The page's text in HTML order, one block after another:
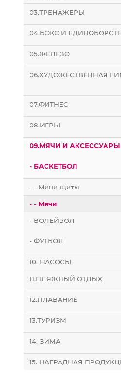
03.ТРЕНАЖЕРЫ
04.БОКС И
05.ЖЕЛЕЗО
06.ХУДОЖЕСТВЕННАЯ
07.ФИТНЕС
08.ИГРЫ
09.МЯЧИ И АКСЕССУАРЫ
- БАСКЕТБОЛ
- - Мини-щиты
- - Мячи
- ВОЛЕЙБОЛ
- ФУТБОЛ
10. НАСОСЫ
11.ПЛЯЖНЫЙ ОТДЫХ
12.ПЛАВАНИЕ
13.ТУРИЗМ
14. ЗИМА
15. НАГРАДНАЯ